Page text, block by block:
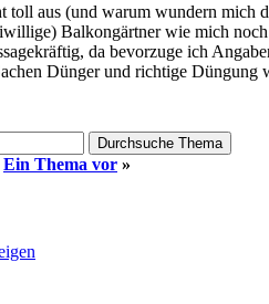
toll aus (und warum wundern mich
Balkongärtner wie mich
da bevorzuge ich
Dünger und richtige Düngung
Ein Thema vor »